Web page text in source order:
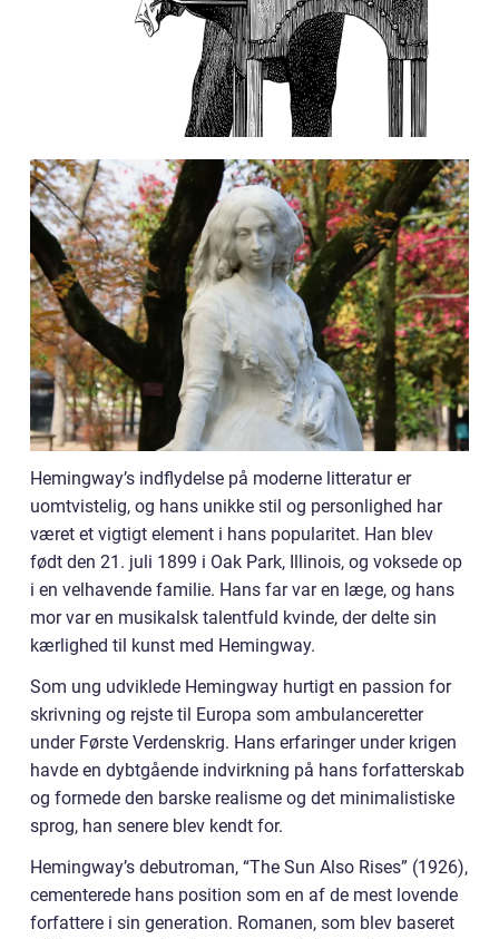
Hemingway’s indflydelse på moderne litteratur er
uomtvistelig, og hans unikke stil og personlighed har
været et vigtigt element i hans popularitet. Han blev
født den 21. juli 1899 i Oak Park, Illinois, og voksede op
i en velhavende familie. Hans far var en læge, og hans
mor var en musikalsk talentfuld kvinde, der delte sin
kærlighed til kunst med Hemingway.
Som ung udviklede Hemingway hurtigt en passion for
skrivning og rejste til Europa som ambulanceretter
under Første Verdenskrig. Hans erfaringer under krigen
havde en dybtgående indvirkning på hans forfatterskab
og formede den barske realisme og det minimalistiske
sprog, han senere blev kendt for.
Hemingway’s debutroman, “The Sun Also Rises” (1926),
cementerede hans position som en af de mest lovende
forfattere i sin generation. Romanen, som blev baseret